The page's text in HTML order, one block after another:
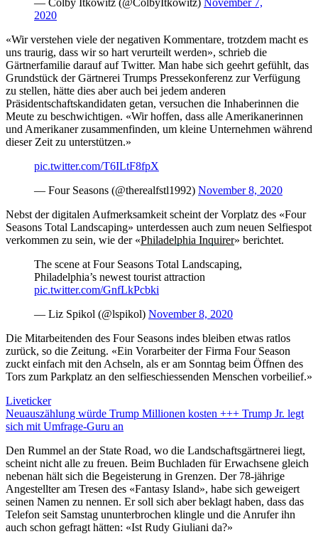
2020
«Wir verstehen viele der negativen Kommentare, trotzdem macht es
uns traurig, dass wir so hart verurteilt werden», schrieb die
Gärtnerfamilie darauf auf Twitter. Man habe sich geehrt gefühlt, das
Grundstück der Gärtnerei Trumps Pressekonferenz zur Verfügung
zu stellen, hätte dies aber auch bei jedem anderen
Präsidentschaftskandidaten getan, versuchen die Inhaberinnen die
Meute zu beschwichtigen. «Wir hoffen, dass alle Amerikanerinnen
und Amerikaner zusammenfinden, um kleine Unternehmen während
dieser Zeit zu unterstützen.»
pic.twitter.com/T6ILtF8fpX
— Four Seasons (@therealfstl1992) November 8, 2020
Nebst der digitalen Aufmerksamkeit scheint der Vorplatz des «Four
Seasons Total Landscaping» unterdessen auch zum neuen Selfiespot
verkommen zu sein, wie der «Philadelphia Inquirer» berichtet.
The scene at Four Seasons Total Landscaping,
Philadelphia’s newest tourist attraction
pic.twitter.com/GnfLkPcbki
— Liz Spikol (@lspikol) November 8, 2020
Die Mitarbeitenden des Four Seasons indes bleiben etwas ratlos
zurück, so die Zeitung. «Ein Vorarbeiter der Firma Four Season
zuckt einfach mit den Achseln, als er am Sonntag beim Öffnen des
Tors zum Parkplatz an den selfieschiessenden Menschen vorbeilief.»
Liveticker
Neuauszählung würde Trump Millionen kosten +++ Trump Jr. legt
sich mit Umfrage-Guru an
Den Rummel an der State Road, wo die Landschaftsgärtnerei liegt,
scheint nicht alle zu freuen. Beim Buchladen für Erwachsene gleich
nebenan hält sich die Begeisterung in Grenzen. Der 78-jährige
Angestellter am Tresen des «Fantasy Island», habe sich geweigert
seinen Namen zu nennen. Er soll sich aber beklagt haben, dass das
Telefon seit Samstag ununterbrochen klingle und die Anrufer ihn
auch schon gefragt hätten: «Ist Rudy Giuliani da?»